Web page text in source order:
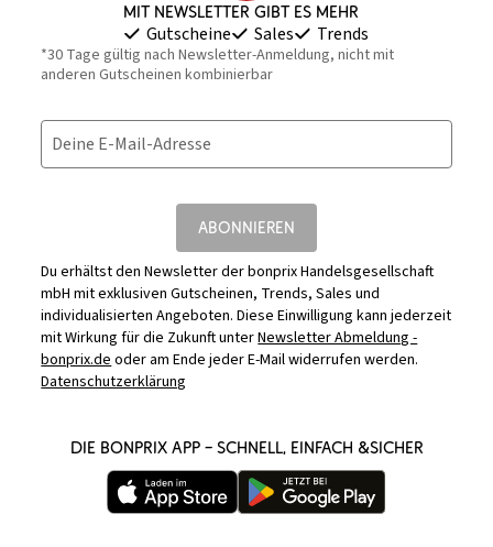
Mit Newsletter gibt es mehr
Gutscheine Sales Trends
*30 Tage gültig nach Newsletter-Anmeldung, nicht mit
anderen Gutscheinen kombinierbar
Deine E-Mail-Adresse
ABONNIEREN
Du erhältst den Newsletter der bonprix Handelsgesellschaft
mbH mit exklusiven Gutscheinen, Trends, Sales und
individualisierten Angeboten. Diese Einwilligung kann jederzeit
mit Wirkung für die Zukunft unterNewsletter Abmeldung -
bonprix.deoder am Ende jeder E-Mail widerrufen werden.
Datenschutzerklärung
DIE BONPRIX APP – SCHNELL, EINFACH &SICHER